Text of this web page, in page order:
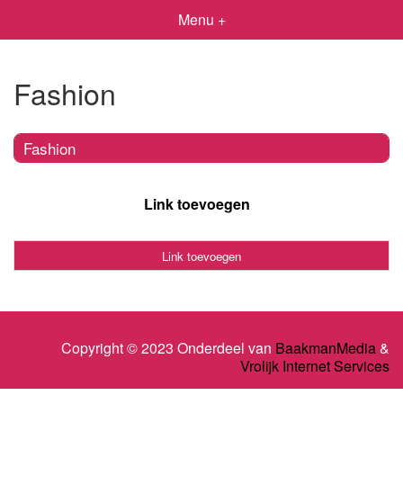
Menu +
Fashion
Fashion
Link toevoegen
Link toevoegen
Copyright © 2023 Onderdeel van BaakmanMedia&
Vrolijk Internet Services